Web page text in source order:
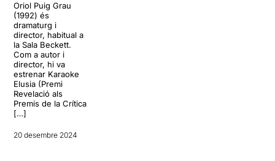
Oriol Puig Grau
(1992) és
dramaturg i
director, habitual a
la Sala Beckett.
Com a autor i
director, hi va
estrenar Karaoke
Elusia (Premi
Revelació als
Premis de la Crítica
[…]
20 desembre 2024